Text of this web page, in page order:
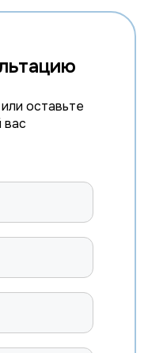
оставьте
вас